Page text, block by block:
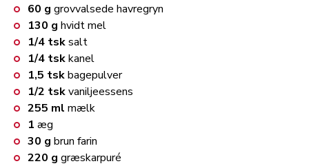
60 g grovvalsede havregryn
130 g hvidt mel
1/4 tsksalt
1/4 tskkanel
1,5 tskbagepulver
1/2 tskvaniljeessens
255 ml mælk
1 æg
30 g brun farin
220 g græskarpuré